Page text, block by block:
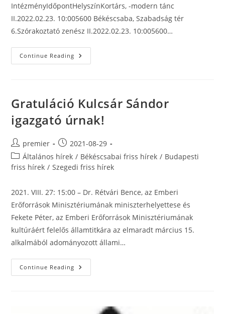
IntézményIdőpontHelyszínKortárs, -modern tánc
II.2022.02.23. 10:005600 Békéscsaba, Szabadság tér
6.Szórakoztató zenész II.2022.02.23. 10:005600…
Continue Reading FELVÉTELI
VIZSGA
KILENCEDIK
OSZTÁLYBA
Gratuláció Kulcsár Sándor
igazgató úrnak!
Post
author:
premier
Post
published:
2021-08-29
Post
category:
Általános hírek / Békéscsabai friss hírek / Budapesti
friss hírek / Szegedi friss hírek
2021. VIII. 27: 15:00 – Dr. Rétvári Bence, az Emberi
Erőforrások Minisztériumának miniszterhelyettese és
Fekete Péter, az Emberi Erőforrások Minisztériumának
kultúráért felelős államtitkára az elmaradt március 15.
alkalmából adományozott állami…
Continue Reading Gratuláció
Kulcsár